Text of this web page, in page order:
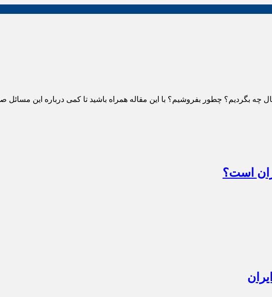
چه بگردیم؟ چطور بفروشیم؟ با این مقاله همراه باشید تا کمی درباره این مسائل
است؟